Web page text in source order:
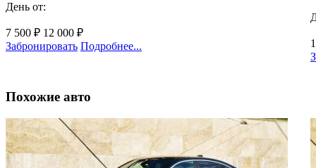
День от:
7 500 ₽ 12 000 ₽
Забронировать Подробнее...
Похожие авто